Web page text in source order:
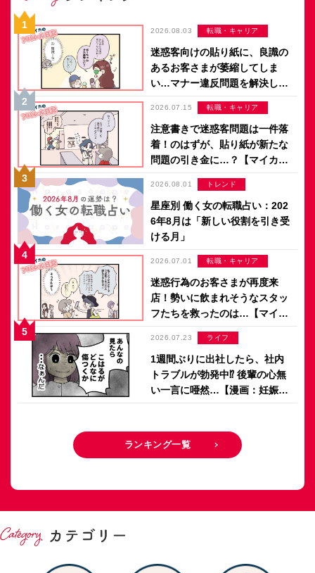
2026.08.03 転職・キャリア
迷惑客向けの貼り紙に、良識の
あるお客さまが萎縮してしま
い…マナー違反問題を解決した
のは意外なアイデア？【マイカ
のアパレル日記 by ぼのこ】
2026.07.15 転職・キャリア
注意書きで迷惑客問題は一件落
着！のはずが、貼り紙が新たな
問題の引き金に…？【マイカの
アパレル日記 by ぼのこ】
2026.08.01 トレンド
星座別 働く女の転職占い：202
6年8月は「新しい役割を引き受
ける月」
2026.07.01 転職・キャリア
迷惑行為のお客さまが再度来
店！勢いに飲まれそうなスタッ
フたちを救ったのは…【マイカ
のアパレル日記 by ぼのこ】
2026.07.23 ライフ
1週間ぶりに出社したら、社内
トラブルが勃発中⁉ 後輩の心無
い一言に唖然…【漫画：妊娠し
ないのは、誰のせい？】
ランキング一覧